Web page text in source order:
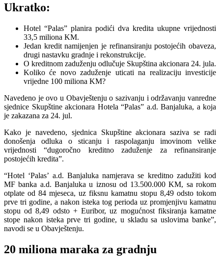
Ukratko:
Hotel “Palas” planira podići dva kredita ukupne vrijednosti
33,5 miliona KM.
Jedan kredit namijenjen je refinansiranju postojećih obaveza,
drugi nastavku gradnje i rekonstrukcije.
O kreditnom zaduženju odlučuje Skupština akcionara 24. jula.
Koliko će novo zaduženje uticati na realizaciju investicije
vrijedne 100 miliona KM?
Navedeno je ovo u Obavještenju o sazivanju i održavanju vanredne
sjednice Skupštine akcionara Hotela “Palas” a.d. Banjaluka, a koja
je zakazana za 24. jul.
Kako je navedeno, sjednica Skupštine akcionara saziva se radi
donošenja odluka o sticanju i raspolaganju imovinom velike
vrijednosti “dugoročno kreditno zaduženje za refinansiranje
postojećih kredita”.
“Hotel ‘Palas’ a.d. Banjaluka namjerava se kreditno zadužiti kod
MF banka a.d. Banjaluka u iznosu od 13.500.000 KM, sa rokom
otplate od 84 mjeseca, uz fiksnu kamatnu stopu 8,49 odsto tokom
prve tri godine, a nakon isteka tog perioda uz promjenjivu kamatnu
stopu od 8,49 odsto + Euribor, uz mogućnost fiksiranja kamatne
stope nakon isteka prve tri godine, u skladu sa uslovima banke”,
navodi se u Obavještenju.
20 miliona maraka za gradnju